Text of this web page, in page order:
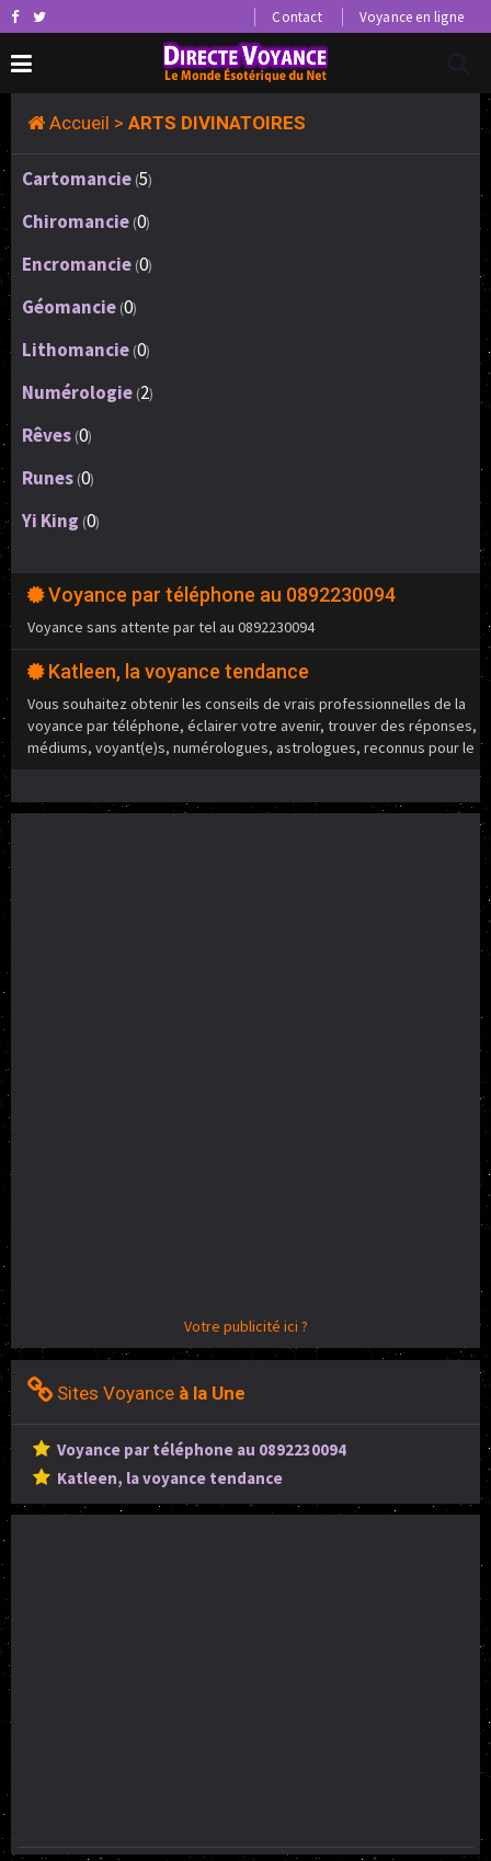
Contact Voyance en ligne
Accueil > ARTS DIVINATOIRES
Cartomancie (5)
Chiromancie (0)
Encromancie (0)
Géomancie (0)
Lithomancie (0)
Numérologie (2)
Rêves (0)
Runes (0)
Yi King (0)
Voyance par téléphone au 0892230094
Voyance sans attente par tel au 0892230094
Katleen, la voyance tendance
Vous souhaitez obtenir les conseils de vrais professionnelles de la
voyance par téléphone, éclairer votre avenir, trouver des réponses,
médiums, voyant(e)s, numérologues, astrologues, reconnus pour le
Votre publicité ici ?
Sites Voyance à la Une
Voyance par téléphone au 0892230094
Katleen, la voyance tendance